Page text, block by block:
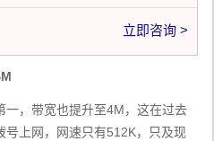
立即咨询 >
一，带宽也提升至4M，这在过去
号上网，网速只有512K，只及现